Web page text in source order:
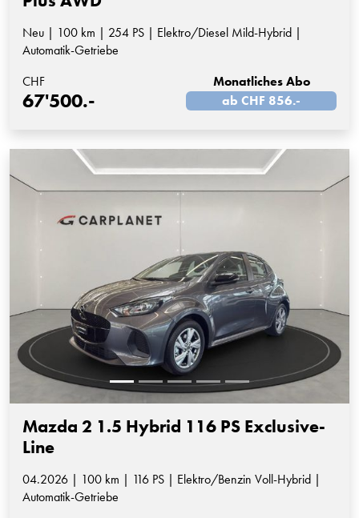
Neu | 100 km | 254 PS | Elektro/Diesel Mild-Hybrid |
Automatik-Getriebe
CHF
67'500.-
Monatliches Abo
ab CHF 856.-
Mazda 2 1.5 Hybrid 116 PS Exclusive-
Line
04.2026 | 100 km | 116 PS | Elektro/Benzin Voll-Hybrid |
Automatik-Getriebe